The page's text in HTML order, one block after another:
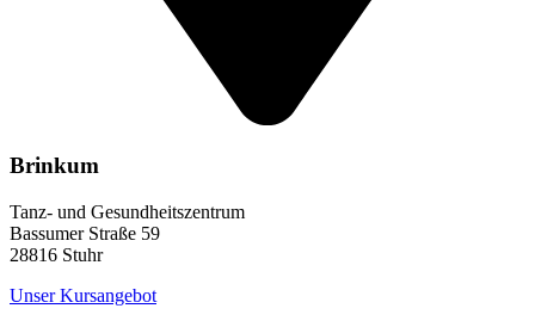
Brinkum
Tanz- und Gesundheitszentrum
Bassumer Straße 59
28816 Stuhr
Unser Kursangebot